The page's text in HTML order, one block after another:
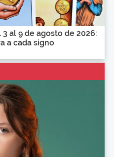
al 9 de agosto de 2026:
a cada signo